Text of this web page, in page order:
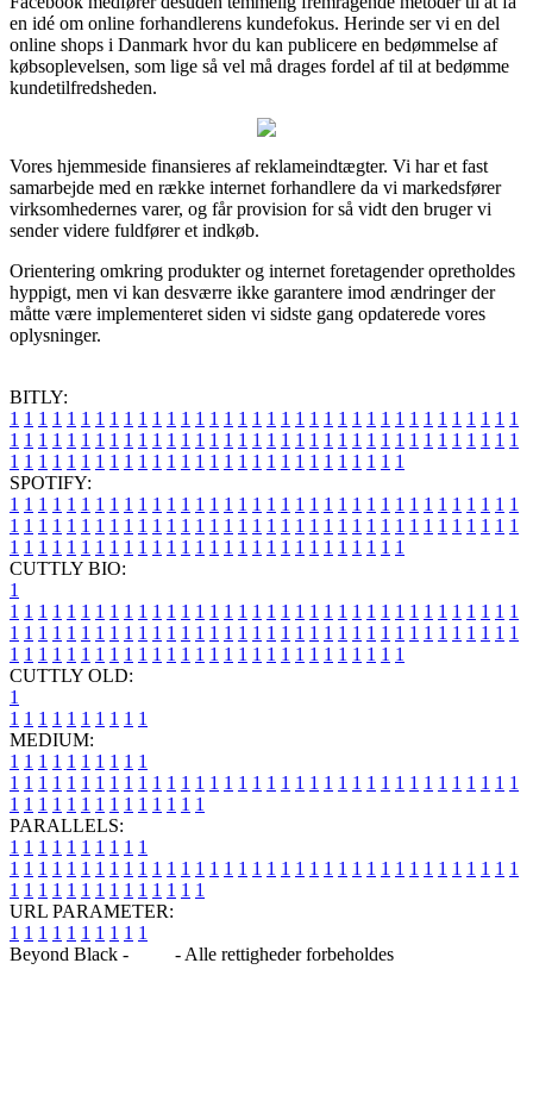
en idé om online forhandlerens kundefokus. Herinde ser vi en del
online shops i Danmark hvor du kan publicere en bedømmelse af
købsoplevelsen, som lige så vel må drages fordel af til at bedømme
kundetilfredsheden.
Vores hjemmeside finansieres af reklameindtægter. Vi har et fast
samarbejde med en række internet forhandlere da vi markedsfører
virksomhedernes varer, og får provision for så vidt den bruger vi
sender videre fuldfører et indkøb.
Orientering omkring produkter og internet foretagender opretholdes
hyppigt, men vi kan desværre ikke garantere imod ændringer der
måtte være implementeret siden vi sidste gang opdaterede vores
oplysninger.
BITLY:
1 1 1 1 1 1 1 1 1 1 1 1 1 1 1 1 1 1 1 1 1 1 1 1 1 1 1 1 1 1 1 1 1 1 1 1
1 1 1 1 1 1 1 1 1 1 1 1 1 1 1 1 1 1 1 1 1 1 1 1 1 1 1 1 1 1 1 1 1 1 1 1
1 1 1 1 1 1 1 1 1 1 1 1 1 1 1 1 1 1 1 1 1 1 1 1 1 1 1 1
SPOTIFY:
1 1 1 1 1 1 1 1 1 1 1 1 1 1 1 1 1 1 1 1 1 1 1 1 1 1 1 1 1 1 1 1 1 1 1 1
1 1 1 1 1 1 1 1 1 1 1 1 1 1 1 1 1 1 1 1 1 1 1 1 1 1 1 1 1 1 1 1 1 1 1 1
1 1 1 1 1 1 1 1 1 1 1 1 1 1 1 1 1 1 1 1 1 1 1 1 1 1 1 1
CUTTLY BIO:
1
1 1 1 1 1 1 1 1 1 1 1 1 1 1 1 1 1 1 1 1 1 1 1 1 1 1 1 1 1 1 1 1 1 1 1 1
1 1 1 1 1 1 1 1 1 1 1 1 1 1 1 1 1 1 1 1 1 1 1 1 1 1 1 1 1 1 1 1 1 1 1 1
1 1 1 1 1 1 1 1 1 1 1 1 1 1 1 1 1 1 1 1 1 1 1 1 1 1 1 1
CUTTLY OLD:
1
1 1 1 1 1 1 1 1 1 1
MEDIUM:
1 1 1 1 1 1 1 1 1 1
1 1 1 1 1 1 1 1 1 1 1 1 1 1 1 1 1 1 1 1 1 1 1 1 1 1 1 1 1 1 1 1 1 1 1 1
1 1 1 1 1 1 1 1 1 1 1 1 1 1
PARALLELS:
1 1 1 1 1 1 1 1 1 1
1 1 1 1 1 1 1 1 1 1 1 1 1 1 1 1 1 1 1 1 1 1 1 1 1 1 1 1 1 1 1 1 1 1 1 1
1 1 1 1 1 1 1 1 1 1 1 1 1 1
URL PARAMETER:
1 1 1 1 1 1 1 1 1 1
Beyond Black -
- Alle rettigheder forbeholdes